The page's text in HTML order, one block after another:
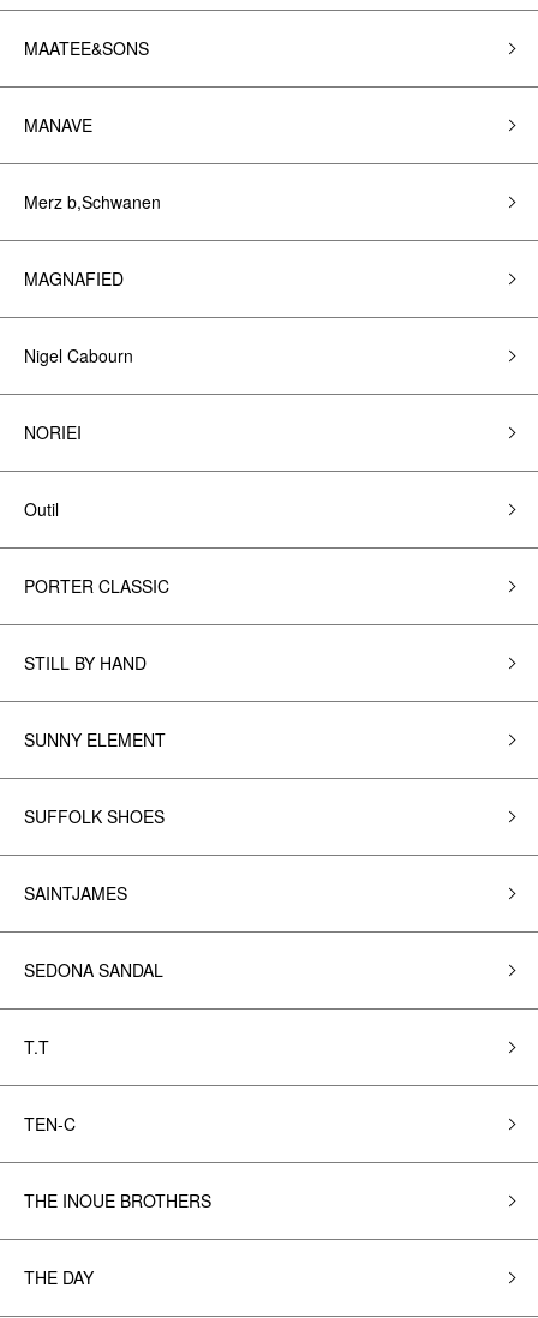
MAATEE&SONS
MANAVE
Merz b,Schwanen
MAGNAFIED
Nigel Cabourn
NORIEI
Outil
PORTER CLASSIC
STILL BY HAND
SUNNY ELEMENT
SUFFOLK SHOES
SAINTJAMES
SEDONA SANDAL
T.T
TEN-C
THE INOUE BROTHERS
THE DAY